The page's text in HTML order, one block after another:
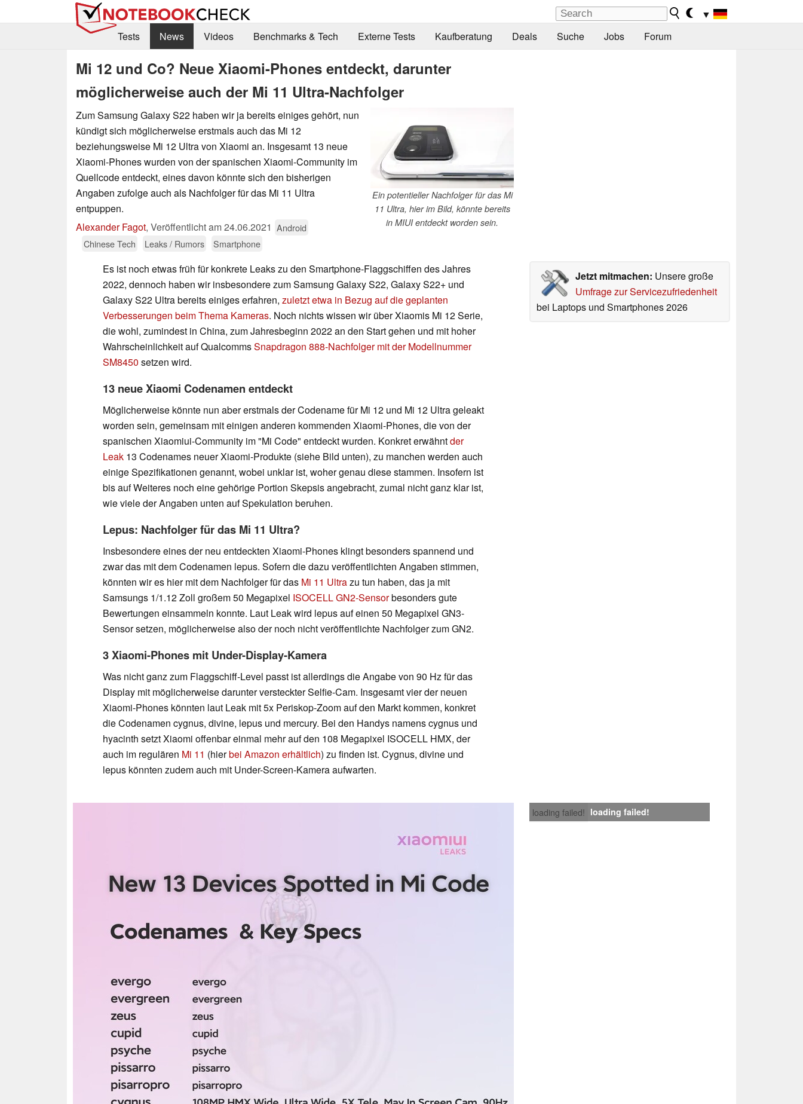
▼
Tests
News Videos Benchmarks & Tech Externe Tests Kaufberatung Deals Suche Jobs Forum
Mi 12 und Co? Neue Xiaomi-Phones entdeckt, darunter
möglicherweise auch der Mi 11 Ultra-Nachfolger
Ein potentieller Nachfolger für das Mi
11 Ultra, hier im Bild, könnte bereits
in MIUI entdeckt worden sein.
Zum Samsung Galaxy S22 haben wir ja bereits einiges gehört, nun
kündigt sich möglicherweise erstmals auch das Mi 12
beziehungsweise Mi 12 Ultra von Xiaomi an. Insgesamt 13 neue
Xiaomi-Phones wurden von der spanischen Xiaomi-Community im
Quellcode entdeckt, eines davon könnte sich den bisherigen
Angaben zufolge auch als Nachfolger für das Mi 11 Ultra
entpuppen.
Alexander Fagot, Veröffentlicht am24.06.2021 Android
Chinese Tech
Leaks / Rumors Smartphone
Jetzt mitmachen: Unsere große
Umfrage zur Servicezufriedenheit
bei Laptops und Smartphones 2026
Es ist noch etwas früh für konkrete Leaks zu den Smartphone-Flaggschiffen des Jahres
2022, dennoch haben wir insbesondere zum Samsung Galaxy S22, Galaxy S22+ und
Galaxy S22 Ultra bereits einiges erfahren, zuletzt etwa in Bezug auf die geplanten
Verbesserungen beim Thema Kameras. Noch nichts wissen wir über Xiaomis Mi 12 Serie,
die wohl, zumindest in China, zum Jahresbeginn 2022 an den Start gehen und mit hoher
Wahrscheinlichkeit auf QualcommsSnapdragon 888-Nachfolger mit der Modellnummer
SM8450 setzen wird.
13 neue Xiaomi Codenamen entdeckt
Möglicherweise könnte nun aber erstmals der Codename für Mi 12 und Mi 12 Ultra geleakt
worden sein, gemeinsam mit einigen anderen kommenden Xiaomi-Phones, die von der
spanischen Xiaomiui-Community im "Mi Code" entdeckt wurden. Konkret erwähntder
Leak 13 Codenames neuer Xiaomi-Produkte (siehe Bild unten), zu manchen werden auch
einige Spezifikationen genannt, wobei unklar ist, woher genau diese stammen. Insofern ist
bis auf Weiteres noch eine gehörige Portion Skepsis angebracht, zumal nicht ganz klar ist,
wie viele der Angaben unten auf Spekulation beruhen.
Lepus: Nachfolger für das Mi 11 Ultra?
Insbesondere eines der neu entdeckten Xiaomi-Phones klingt besonders spannend und
zwar das mit dem Codenamen lepus. Sofern die dazu veröffentlichten Angaben stimmen,
könnten wir es hier mit dem Nachfolger für das Mi 11 Ultrazu tun haben, das ja mit
Samsungs 1/1.12 Zoll großem 50 Megapixel ISOCELL GN2-Sensorbesonders gute
Bewertungen einsammeln konnte. Laut Leak wird lepus auf einen 50 Megapixel GN3-
Sensor setzen, möglicherweise also der noch nicht veröffentlichte Nachfolger zum GN2.
3 Xiaomi-Phones mit Under-Display-Kamera
Was nicht ganz zum Flaggschiff-Level passt ist allerdings die Angabe von 90 Hz für das
Display mit möglicherweise darunter versteckter Selfie-Cam. Insgesamt vier der neuen
Xiaomi-Phones könnten laut Leak mit 5x Periskop-Zoom auf den Markt kommen, konkret
die Codenamen cygnus, divine, lepus und mercury. Bei den Handys namens cygnus und
hyacinth setzt Xiaomi offenbar einmal mehr auf den 108 Megapixel ISOCELL HMX, der
auch im regulären Mi 11 (hierbei Amazon erhältlich) zu finden ist. Cygnus, divine und
lepus könnten zudem auch mit Under-Screen-Kamera aufwarten.
loading failed! loading failed!